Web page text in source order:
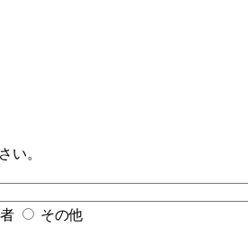
い。
その他